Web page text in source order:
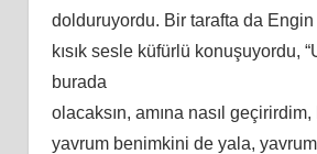
dolduruyordu. Bir tarafta da Engin
kısık sesle küfürlü konuşuyordu,
burada
olacaksın, amına nasıl geçirirdim,
yavrum benimkini de yala,